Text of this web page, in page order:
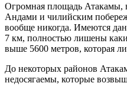
Огромная площадь Атакамы,
Андами и чилийским
вообще никогда. Имеются
7 км, полностью лишены
выше 5600 метров, которая
До некоторых районов
недосягаемы, которые